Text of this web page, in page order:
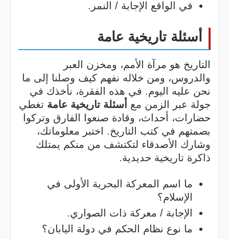
في الواقع الإجابة / النمر.
أسئلة تاريخية عامة
التاريخ هو مرآة الأمم، ومخزن العبر
والدروس، ومن خلاله نفهم كيف وصلنا إلى ما
نحن عليه اليوم. في هذه الفقرة، نأخذك في
جولة عبر الزمن مع
أسئلة تاريخية عامة تغطي
حضارات، أحداث، وقادة صنعوا الفارق وتركوا
بصمتهم في كتب التاريخ. اختبر معلوماتك،
وشارك الأصدقاء لتكتشف من منكم يمتلك
ذاكرة تاريخية حديدية.
ما اسم المعركة البحرية الأولى في
الإسلام؟
الإجابة / معركة ذات الصواري.
ما نوع نظام الحكم في دولة اليابان؟